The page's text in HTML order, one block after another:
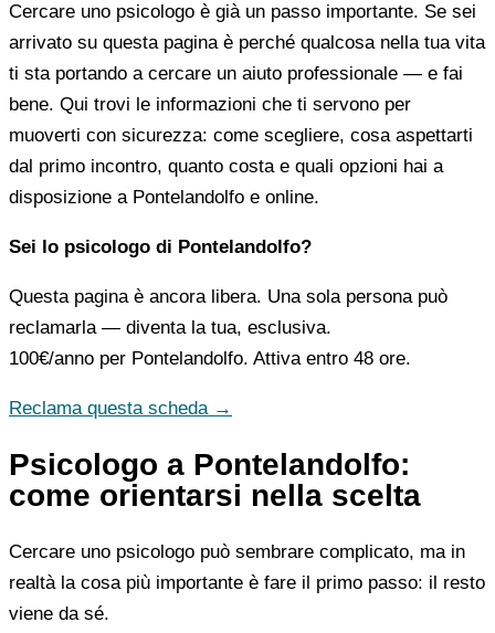
Cercare uno psicologo è già un passo importante. Se sei
arrivato su questa pagina è perché qualcosa nella tua vita
ti sta portando a cercare un aiuto professionale — e fai
bene. Qui trovi le informazioni che ti servono per
muoverti con sicurezza: come scegliere, cosa aspettarti
dal primo incontro, quanto costa e quali opzioni hai a
disposizione a Pontelandolfo e online.
Sei lo psicologo di Pontelandolfo?
Questa pagina è ancora libera. Una sola persona può
reclamarla — diventa la tua, esclusiva.
100€/anno per Pontelandolfo. Attiva entro 48 ore.
Reclama questa scheda →
Psicologo a Pontelandolfo:
come orientarsi nella scelta
Cercare uno psicologo può sembrare complicato, ma in
realtà la cosa più importante è fare il primo passo: il resto
viene da sé.